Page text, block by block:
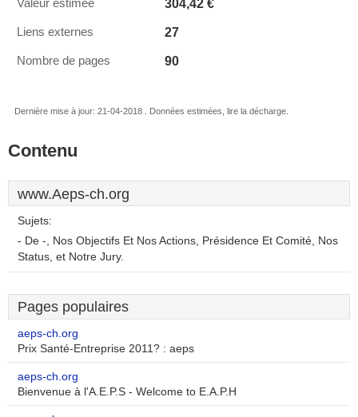
Valeur estimée 304,42 €
Liens externes 27
Nombre de pages 90
Dernière mise à jour: 21-04-2018 . Données estimées, lire la décharge.
Contenu
www.Aeps-ch.org
Sujets:
- De -, Nos Objectifs Et Nos Actions, Présidence Et Comité, Nos
Status, et Notre Jury.
Pages populaires
aeps-ch.org
Prix Santé-Entreprise 2011? : aeps
aeps-ch.org
Bienvenue à l'A.E.P.S - Welcome to E.A.P.H